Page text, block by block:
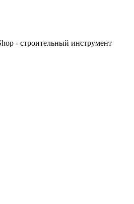
- строительный инструмент